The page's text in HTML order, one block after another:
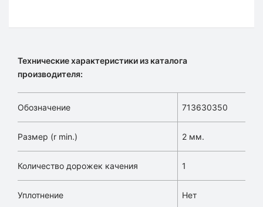
Технические характеристики из каталога
производителя:
Обозначение 713630350
Размер (r min.) 2 мм.
Количество дорожек качения 1
Уплотнение Нет